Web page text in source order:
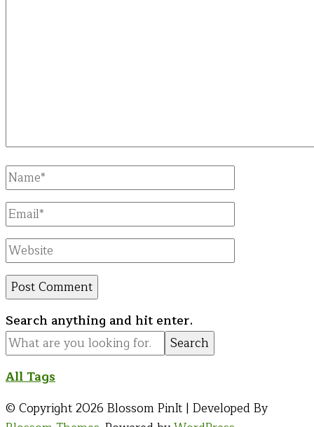
Full
Name
Email
Website
Looking
for
Something?
Search anything and hit enter.
All Tags
© Copyright 2026 Blossom PinIt | Developed By